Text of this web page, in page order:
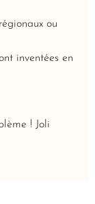
ou
inventées en
! Joli